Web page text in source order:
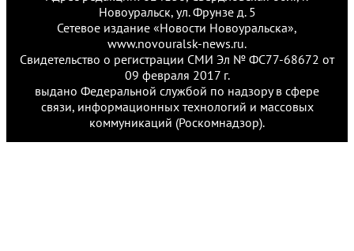
Новоуральск, ул. Фрунзе д. 5
Сетевое издание «Новости Новоуральска»,
www.novouralsk-news.ru.
Свидетельство о регистрации СМИ Эл № ФС77-68672 от
09 февраля 2017 г.
выдано Федеральной службой по надзору в сфере
связи, информационных технологий и массовых
коммуникаций (Роскомнадзор).